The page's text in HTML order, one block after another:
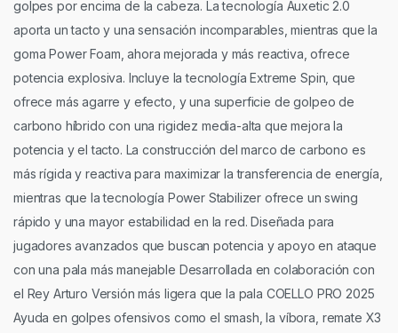
golpes por encima de la cabeza. La tecnología Auxetic 2.0
aporta un tacto y una sensación incomparables, mientras que la
goma Power Foam, ahora mejorada y más reactiva, ofrece
potencia explosiva. Incluye la tecnología Extreme Spin, que
ofrece más agarre y efecto, y una superficie de golpeo de
carbono híbrido con una rigidez media-alta que mejora la
potencia y el tacto. La construcción del marco de carbono es
más rígida y reactiva para maximizar la transferencia de energía,
mientras que la tecnología Power Stabilizer ofrece un swing
rápido y una mayor estabilidad en la red. Diseñada para
jugadores avanzados que buscan potencia y apoyo en ataque
con una pala más manejable Desarrollada en colaboración con
el Rey Arturo Versión más ligera que la pala COELLO PRO 2025
Ayuda en golpes ofensivos como el smash, la víbora, remate X3